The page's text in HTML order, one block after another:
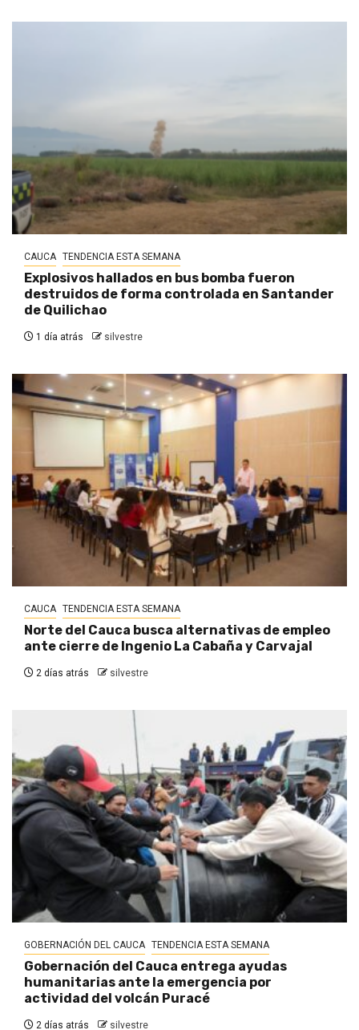
CAUCA TENDENCIA ESTA SEMANA
Explosivos hallados en bus bomba fueron
destruidos de forma controlada en Santander
de Quilichao
1 día atrás silvestre
CAUCA TENDENCIA ESTA SEMANA
Norte del Cauca busca alternativas de empleo
ante cierre de Ingenio La Cabaña y Carvajal
2 días atrás silvestre
GOBERNACIÓN DEL CAUCA TENDENCIA ESTA SEMANA
Gobernación del Cauca entrega ayudas
humanitarias ante la emergencia por
actividad del volcán Puracé
2 días atrás silvestre